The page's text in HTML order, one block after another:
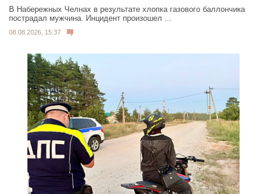
В Набережных Челнах в результате хлопка газового баллончика
пострадал мужчина. Инцидент произошел ...
08.08.2026, 15:37